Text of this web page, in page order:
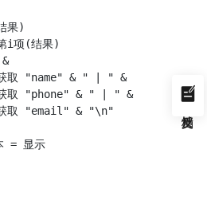
果)
i项(结果)
&
取 "name" & " | " &
取 "phone" & " | " &
取 "email" & "\n"
  标签_用户列表.文本 = 显示